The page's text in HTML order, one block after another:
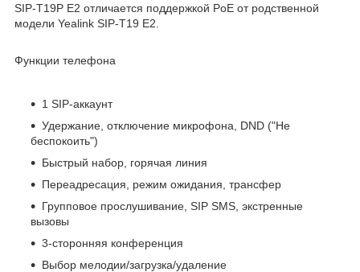
SIP-T19P E2 отличается поддержкой PoE от родственной
модели Yealink SIP-T19 E2.
Функции телефона
1 SIP-аккаунт
Удержание, отключение микрофона, DND ("Не
беспокоить")
Быстрый набор, горячая линия
Переадресация, режим ожидания, трансфер
Групповое прослушивание, SIP SMS, экстренные
вызовы
3-сторонняя конференция
Выбор мелодии/загрузка/удаление